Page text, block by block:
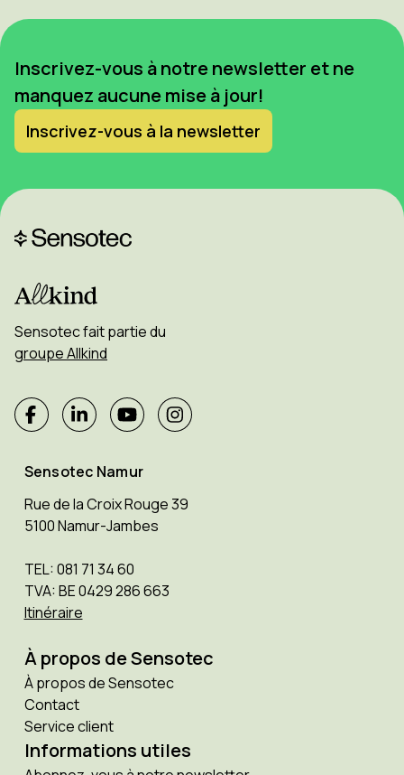
Inscrivez-vous à notre newsletter et ne
manquez aucune mise à jour!
Inscrivez-vous à la newsletter
Sensotec fait partie du
groupe Allkind
Sensotec Namur
Rue de la Croix Rouge 39
5100 Namur-Jambes
TEL: 081 71 34 60
TVA: BE 0429 286 663
Itinéraire
À propos de Sensotec
À propos de Sensotec
Contact
Service client
Informations utiles